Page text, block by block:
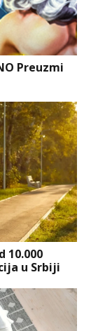
Preuzmi
10.000
u Srbiji